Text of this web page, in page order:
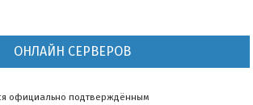
ОНЛАЙН СЕРВЕРОВ
официально подтверждённым